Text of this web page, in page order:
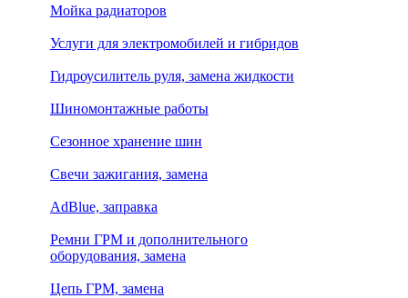
Мойка радиаторов
Услуги для электромобилей и гибридов
Гидроусилитель руля, замена жидкости
Шиномонтажные работы
Сезонное хранение шин
Свечи зажигания, замена
AdBlue, заправка
Ремни ГРМ и дополнительного
оборудования, замена
Цепь ГРМ, замена